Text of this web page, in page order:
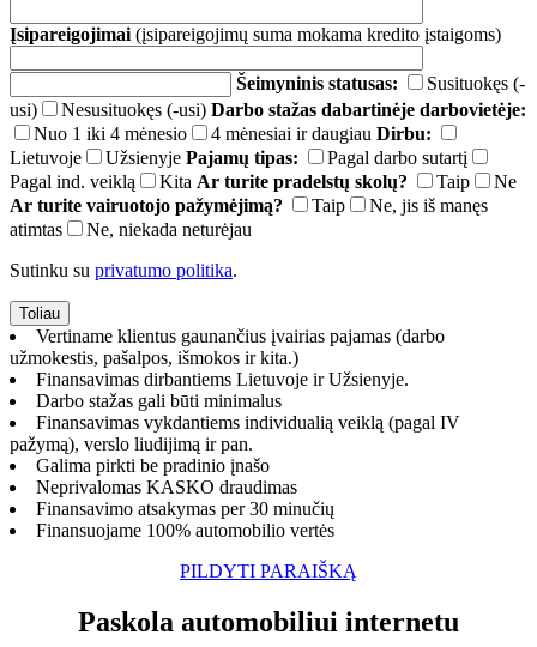
Įsipareigojimai (įsipareigojimų suma mokama kredito įstaigoms)
Šeimyninis statusas:
Susituokęs (-
usi)
Nesusituokęs (-usi) Darbo stažas dabartinėje darbovietėje:
Nuo 1 iki 4 mėnesio
4 mėnesiai ir daugiau Dirbu:
Lietuvoje
Užsienyje Pajamų tipas:
Pagal darbo sutartį
Pagal ind. veiklą
Kita Ar turite pradelstų skolų? Taip
Ne
Ar turite vairuotojo pažymėjimą?
Taip
Ne, jis iš manęs
atimtas
Ne, niekada neturėjau
Sutinku su privatumo politika.
Vertiname klientus gaunančius įvairias pajamas (darbo
užmokestis, pašalpos, išmokos ir kita.)
Finansavimas dirbantiems Lietuvoje ir Užsienyje.
Darbo stažas gali būti minimalus
Finansavimas vykdantiems individualią veiklą (pagal IV
pažymą), verslo liudijimą ir pan.
Galima pirkti be pradinio įnašo
Neprivalomas KASKO draudimas
Finansavimo atsakymas per 30 minučių
Finansuojame 100% automobilio vertės
PILDYTI PARAIŠKĄ
Paskola automobiliui internetu